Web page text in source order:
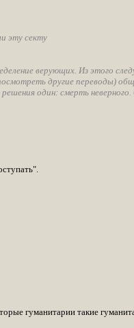
эту секту
верующих. Из этого
другие переводы)
один: смерть
гуманитарии такие